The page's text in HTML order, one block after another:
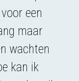
een
maar
wachten
kan ik